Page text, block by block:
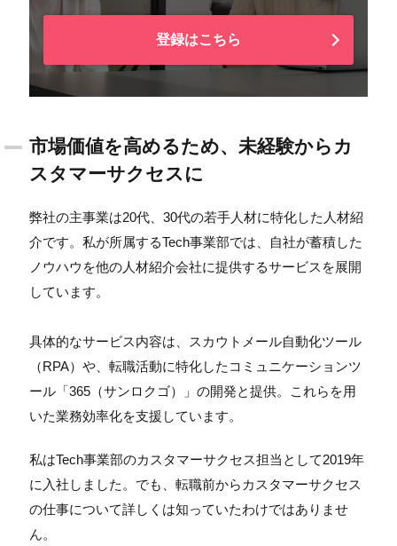
登録はこちら
市場価値を高めるため、未経験からカ
スタマーサクセスに
弊社の主事業は20代、30代の若手人材に特化した人材紹
介です。私が所属するTech事業部では、自社が蓄積した
ノウハウを他の人材紹介会社に提供するサービスを展開
しています。
具体的なサービス内容は、スカウトメール自動化ツール
（RPA）や、転職活動に特化したコミュニケーションツ
ール「365（サンロクゴ）」の開発と提供。これらを用
いた業務効率化を支援しています。
私はTech事業部のカスタマーサクセス担当として2019年
に入社しました。でも、転職前からカスタマーサクセス
の仕事について詳しくは知っていたわけではありませ
ん。